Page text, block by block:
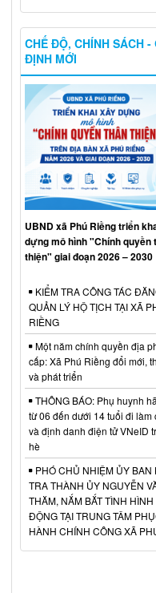
CHẾ ĐỘ, CHÍNH SÁCH -
ĐỊNH MỚI
UBND xã Phú Riềng triển
dựng mô hình "Chính quyền
thiện" giai đoạn 2026 – 2030
KIỂM TRA CÔNG TÁC
QUẢN LÝ HỘ TỊCH TẠI XÃ
RIỀNG
Một năm chính quyền địa
cấp: Xã Phú Riềng đổi mới,
và phát triển
THÔNG BÁO: Phụ huynh
từ 06 đến dưới 14 tuổi đi làm
và định danh điện tử VNeID
hè
PHÓ CHỦ NHIỆM ỦY BAN
TRA THÀNH ỦY NGUYỄN
THĂM, NẮM BẮT TÌNH HÌNH
ĐỘNG TẠI TRUNG TÂM
HÀNH CHÍNH CÔNG XÃ